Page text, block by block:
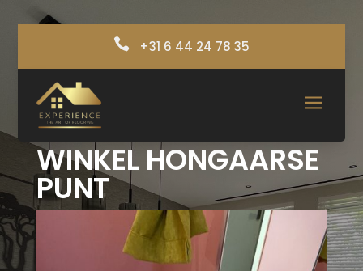
 +31 6 44 24 78 35
a
WINKEL HONGAARSE
PUNT